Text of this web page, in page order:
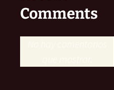
Comments